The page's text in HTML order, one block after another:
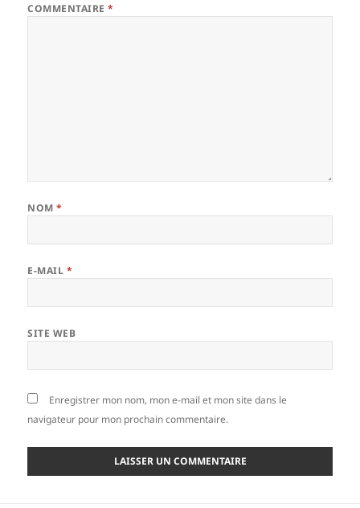
COMMENTAIRE*
NOM*
E-MAIL *
SITE WEB
Enregistrer mon nom, mon e-mail et mon site dans le
navigateur pour mon prochain commentaire.